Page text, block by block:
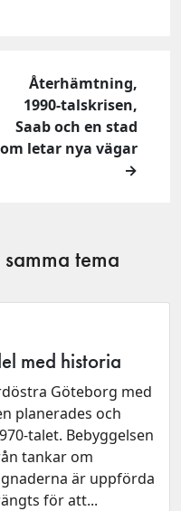
Återhämtning,
1990-talskrisen,
Saab och en stad
letar nya vägar
→
tema
med historia
Göteborg med
planerades och
talet. Bebyggelsen
tankar om
är uppförda
för att...